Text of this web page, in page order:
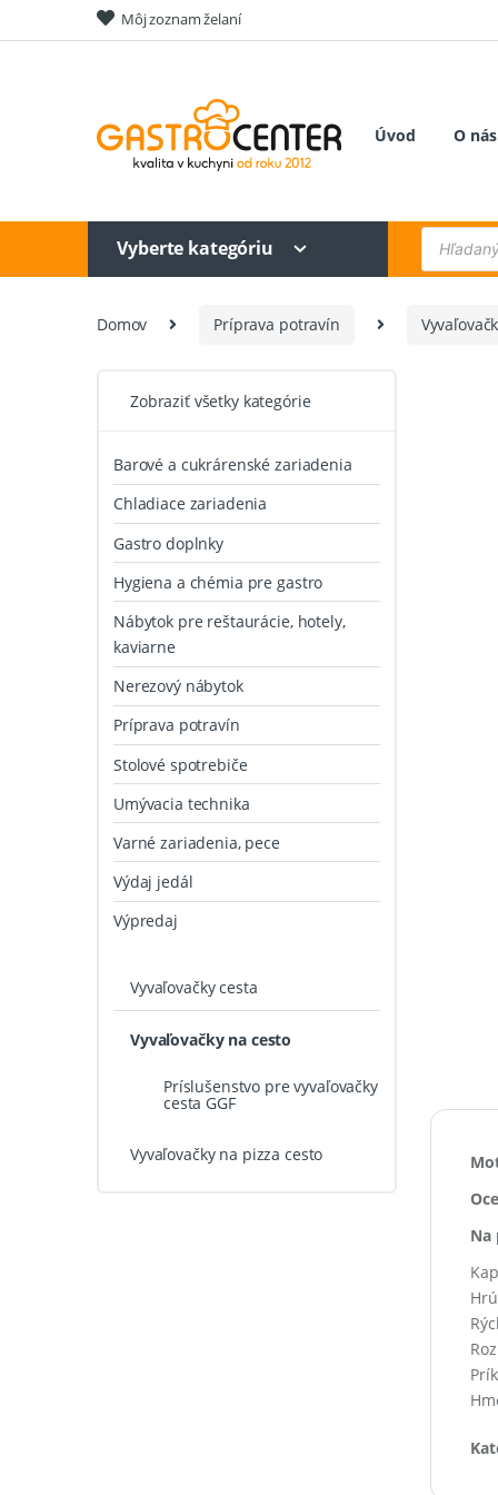
to
to
Môj zoznam želaní
Úvod O nás
Vyberte kategóriu
Products
search
Domov Príprava potravín
Na
Zobraziť všetky kategórie
Barové a cukrárenské zariadenia
Chladiace zariadenia
Gastro doplnky
Hygiena a chémia pre gastro
Nábytok pre reštaurácie, hotely,
kaviarne
Nerezový nábytok
Príprava potravín
Stolové spotrebiče
Umývacia technika
Varné zariadenia, pece
Výdaj jedál
Výpredaj
Vyvaľovačky cesta
Vyvaľovačky na cesto
Príslušenstvo pre vyvaľovačky
cesta GGF
Vyvaľovačky na pizza cesto